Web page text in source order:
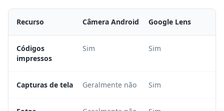
Recurso Câmera Android Google Lens
Códigos
impressos
Sim Sim
Capturas de tela Geralmente não Sim